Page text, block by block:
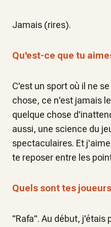
Jamais (rires).
Qu'est-ce que tu
C'est un sport où il ne
chose, ce n'est jamais
quelque chose
aussi, une science du
spectaculaires. Et
te reposer entre les
Quels sont tes
"Rafa". Au début, j'étais